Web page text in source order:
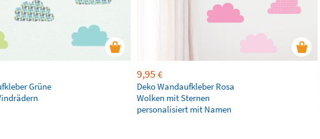
Grüne
9,95 €
Deko Wandaufkleber Rosa
Wolken mit Sternen
personalisiert mit Namen